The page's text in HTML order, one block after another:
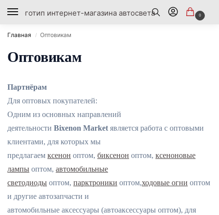
0
Главная / Оптовикам
Оптовикам
Партнёрам
Для оптовых покупателей:
Одним из основных направлений
деятельности Bixenon Marketявляется работа с оптовыми
клиентами, для которых мы
предлагаем ксенон оптом, биксенон оптом, ксеноновые
лампы оптом, автомобильные
светодиоды оптом, парктроники оптом,ходовые огни оптом
и другие автозапчасти и
автомобильные аксессуары (автоаксессуары оптом), для